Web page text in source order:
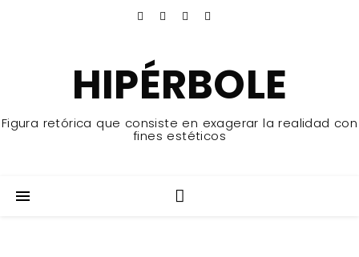
HIPÉRBOLE
Figura retórica que consiste en exagerar la realidad con
fines estéticos